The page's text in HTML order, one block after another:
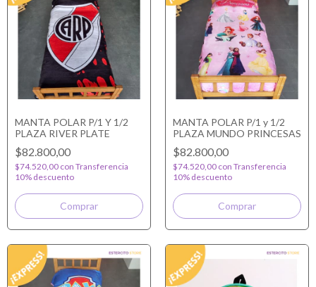
MANTA POLAR P/1 Y 1/2
PLAZA RIVER PLATE
$82.800,00
$74.520,00 con Transferencia
10% descuento
MANTA POLAR P/1 y 1/2
PLAZA MUNDO PRINCESAS
$82.800,00
$74.520,00 con Transferencia
10% descuento